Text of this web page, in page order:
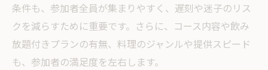
条件も、参加者全員が集まりやすく、遅刻や迷子のリス
クを減らすために重要です。さらに、コース内容や飲み
放題付きプランの有無、料理のジャンルや提供スピード
も、参加者の満足度を左右します。